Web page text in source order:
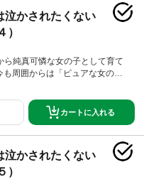
かされちゃう姿…きっとかわい
くんには…絶対に素質がある―
気な受け男子の新時代青春ラ
。
泣かされたくない
）
ら純真可憐な女の子として育て
も周囲からは「ピュアな女の
を堪能していると、同じクラス
鉢合わせてしまい！？ 彼が自
をするほど泣かせたくなる！ ぐ
かされちゃう姿…きっとかわい
くんには…絶対に素質がある―
気な受け男子の新時代青春ラ
。
カートに入れる
泣かされたくない
）